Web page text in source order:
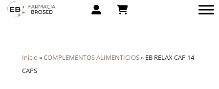
Inicio »COMPLEMENTOS ALIMENTICIOS» EB RELAX CAP 14
CAPS